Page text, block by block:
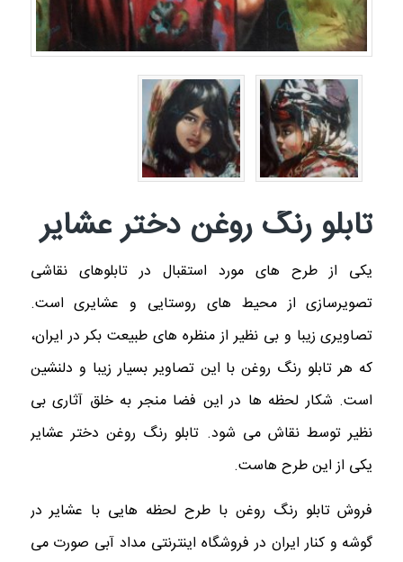
تابلو رنگ روغن دختر عشایر
یکی از طرح های مورد استقبال در تابلوهای نقاشی
تصویرسازی از محیط های روستایی و عشایری است.
تصاویری زیبا و بی نظیر از منظره های طبیعت بکر در ایران،
که هر تابلو رنگ روغن با این تصاویر بسیار زیبا و دلنشین
است. شکار لحظه ها در این فضا منجر به خلق آثاری بی
نظیر توسط نقاش می شود. تابلو رنگ روغن دختر عشایر
یکی از این طرح هاست.
فروش تابلو رنگ روغن با طرح لحظه هایی با عشایر در
گوشه و کنار ایران در فروشگاه اینترنتی مداد آبی صورت می